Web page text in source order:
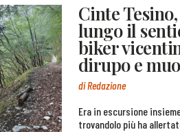
Cinte
lungo il
biker
dirupo e
di Redazione
Era in escursione
trovandolo più ha